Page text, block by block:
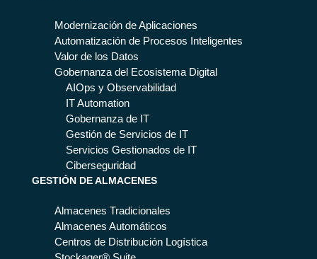
Modernización de Aplicaciones
Automatización de Procesos Inteligentes
Valor de los Datos
Gobernanza del Ecosistema Digital
AIOps y Observabilidad
IT Automation
Gobernanza de IT
Gestión de Servicios de IT
Servicios Gestionados de IT
Ciberseguridad
GESTIÓN DE ALMACENES
Almacenes Tradicionales
Almacenes Automáticos
Centros de Distribución Logística